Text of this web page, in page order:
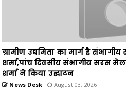
ग्रामीण उद्यमिता का मार्ग है
शर्मा,पांच दिवसीय संभागीय सरस
शर्मा ने किया उद्घाटन
News Desk August 03, 2026
Previous